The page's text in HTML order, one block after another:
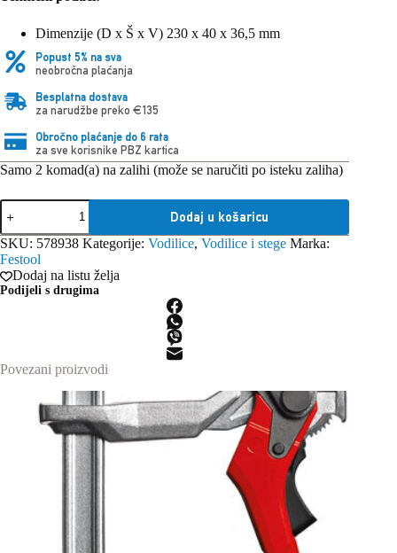
Dimenzije (D x Š x V) 230 x 40 x 36,5 mm
Popust 5% na sva
neobročna plaćanja
Besplatna dostava
za narudžbe preko €135
Obročno plaćanje do 6 rata
za sve korisnike PBZ kartica
Samo 2 komad(a) na zalihi (može se naručiti po isteku zaliha)
Festool
HA-
FS/2
Nosač
vodilice
za
zid
Dodaj u košaricu
SKU: 578938 Kategorije: Vodilice, Vodilice i stege Marka:
Festool
Dodaj na listu želja
Podijeli s drugima
Povezani proizvodi